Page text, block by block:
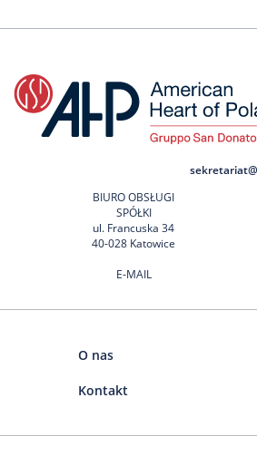
BIURO OBSŁUGI
SPÓŁKI
ul. Francuska 34
40-028 Katowice
E-MAIL
O nas
Kontakt